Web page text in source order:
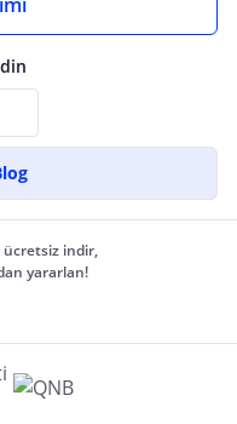
ücretsiz indir,
yararlan!